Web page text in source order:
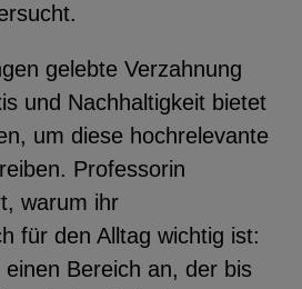
gelebte Verzahnung
und Nachhaltigkeit bietet
um diese hochrelevante
Professorin
warum ihr
für den Alltag wichtig ist:
einen Bereich an, der bis